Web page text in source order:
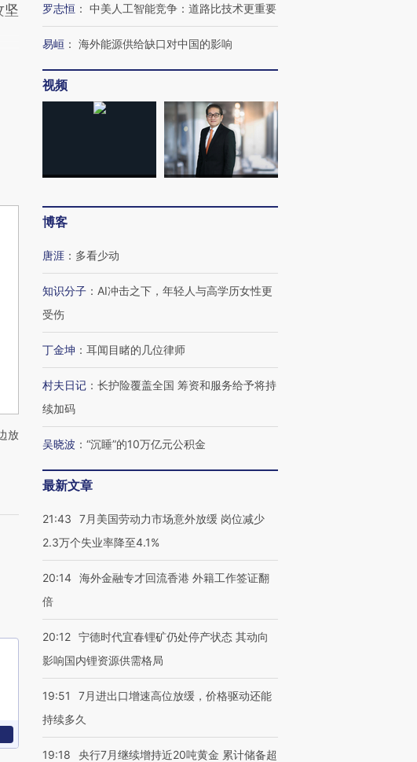
坚
放
罗志恒 ： 中美人工智能竞争：道路比技术更重要
易峘 ： 海外能源供给缺口对中国的影响
视频
博客
唐涯 ： 多看少动
知识分子 ： AI冲击之下，年轻人与高学历女性更
受伤
丁金坤 ： 耳闻目睹的几位律师
村夫日记 ： 长护险覆盖全国 筹资和服务给予将持
续加码
吴晓波 ： “沉睡”的10万亿元公积金
最新文章
21:43
7月美国劳动力市场意外放缓 岗位减少
2.3万个失业率降至4.1%
20:14 海外金融专才回流香港 外籍工作签证翻
倍
20:12 宁德时代宜春锂矿仍处停产状态 其动向
影响国内锂资源供需格局
19:51
7月进出口增速高位放缓，价格驱动还能
持续多久
19:18
央行7月继续增持近20吨黄金 累计储备超